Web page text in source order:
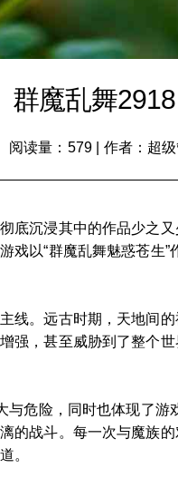
群魔乱舞
阅读量：579 作者：超
底沉浸其中的作品少之
戏以“群魔乱舞魅惑苍
线。远古时期，天地间
强，甚至威胁到了整个
与危险，同时也体现了
的战斗。每一次与魔族
。